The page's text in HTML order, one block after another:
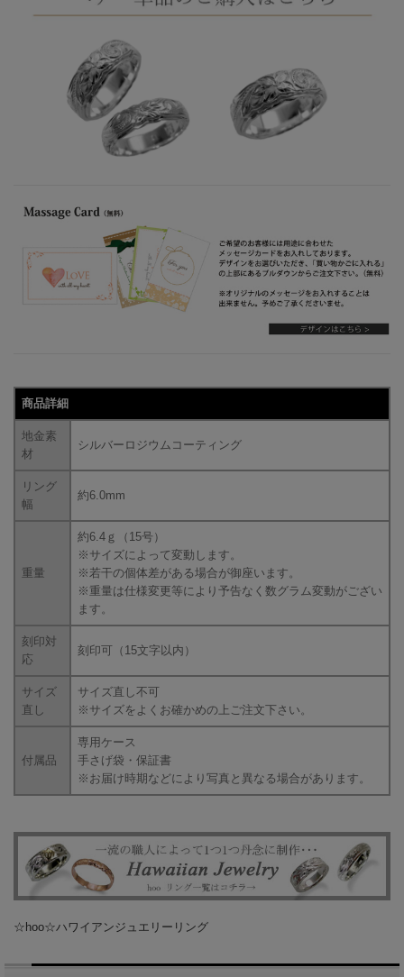
商品詳細
地金素
材
シルバーロジウムコーティング
リング
幅
約6.0mm
重量
約6.4ｇ（15号）
※サイズによって変動します。
※若干の個体差がある場合が御座います。
※重量は仕様変更等により予告なく数グラム変動がござい
ます。
刻印対
応
刻印可（15文字以内）
サイズ
直し
サイズ直し不可
※サイズをよくお確かめの上ご注文下さい。
付属品
専用ケース
手さげ袋・保証書
※お届け時期などにより写真と異なる場合があります。
☆hoo☆ハワイアンジュエリーリング